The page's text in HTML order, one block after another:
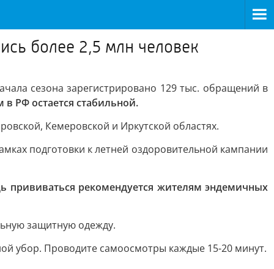
более 2,5 млн человек
сезона зарегистрировано 129 тыс. обращений в
РФ остается стабильной.
Кемеровской и Иркутской областях.
подготовки к летней оздоровительной кампании
прививаться рекомендуется жителям эндемичных
защитную одежду.
убор. Проводите самоосмотры каждые 15-20 минут.